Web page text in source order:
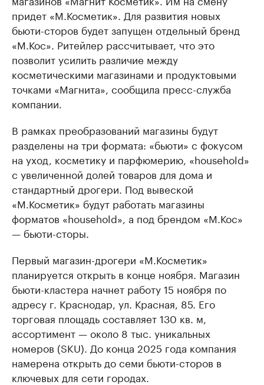
придет «М.Косметик». Для развития новых
бьюти-сторов будет запущен отдельный бренд
«М.Кос». Ритейлер рассчитывает, что это
позволит усилить различие между
косметическими магазинами и продуктовыми
точками «Магнита», сообщила пресс-служба
компании.
В рамках преобразований магазины будут
разделены на три формата: «бьюти» с фокусом
на уход, косметику и парфюмерию, «household»
с увеличенной долей товаров для дома и
стандартный дрогери. Под вывеской
«М.Косметик» будут работать магазины
форматов «household», а под брендом «М.Кос»
— бьюти-сторы.
Первый магазин-дрогери «М.Косметик»
планируется открыть в конце ноября. Магазин
бьюти-кластера начнет работу 15 ноября по
адресу г. Краснодар, ул. Красная, 85. Его
торговая площадь составляет 130 кв. м,
ассортимент — около 8 тыс. уникальных
номеров (SKU). До конца 2025 года компания
намерена открыть до семи бьюти-сторов в
ключевых для сети городах.